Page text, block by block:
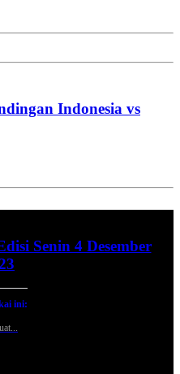
Indonesia vs
Senin 4 Desember
ini: